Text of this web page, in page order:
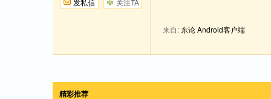
来自:东论 Android客户端
发私信
关注TA
精彩推荐